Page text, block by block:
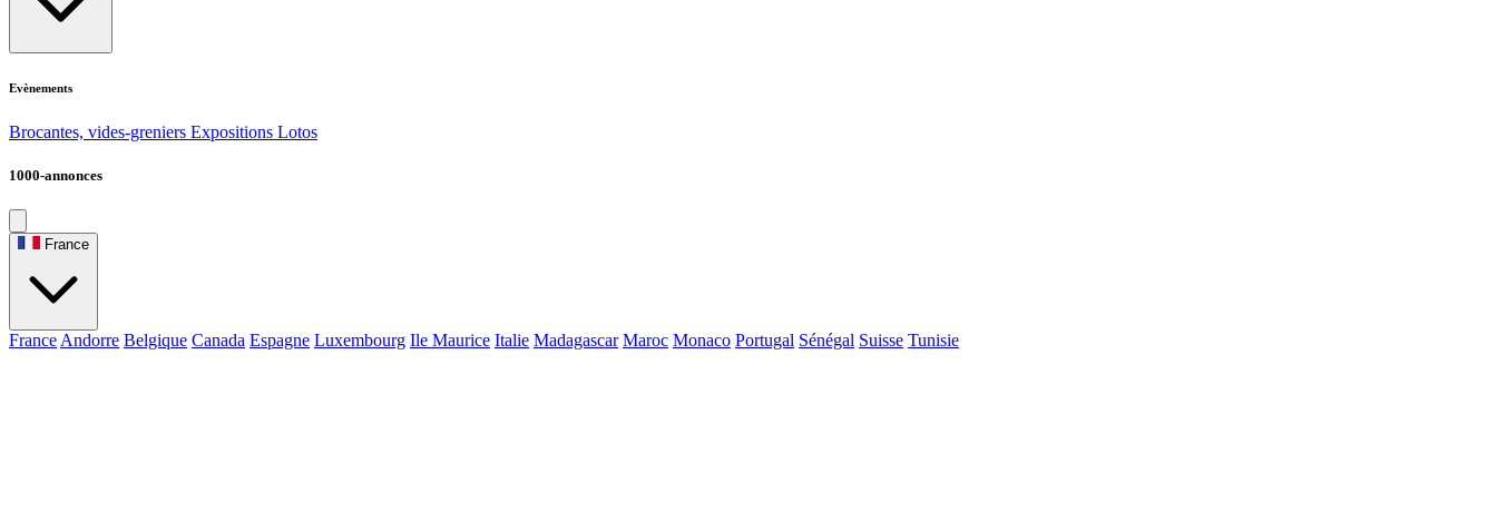
Evènements
Brocantes, vides-greniers Expositions Lotos
1000-annonces
France
France Andorre Belgique Canada Espagne Luxembourg Ile Maurice Italie Madagascar Maroc Monaco Portugal Sénégal Suisse Tunisie